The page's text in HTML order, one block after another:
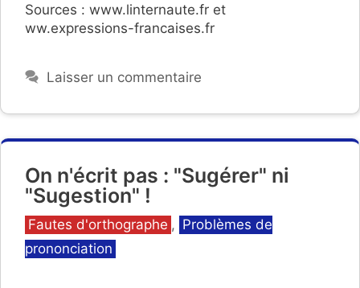
Sources : www.linternaute.fr et
ww.expressions-francaises.fr
Laisser un commentaire
On n'écrit pas : "Sugérer" ni
"Sugestion" !
Catégories
Fautes d'orthographe , Problèmes de
prononciation